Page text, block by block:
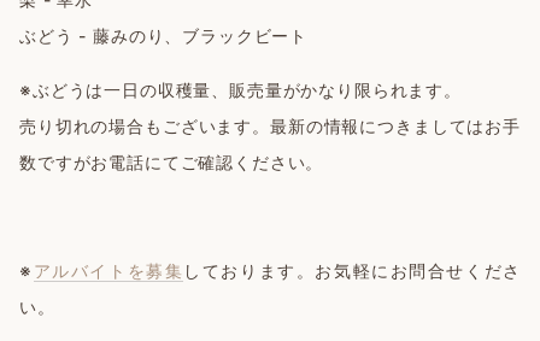
ぶどう - 藤みのり、ブラックビート
※ぶどうは一日の収穫量、販売量がかなり限られます。
売り切れの場合もございます。最新の情報につきましてはお手
数ですがお電話にてご確認ください。
※ アルバイトを募集 しております。お気軽にお問合せくださ
い。